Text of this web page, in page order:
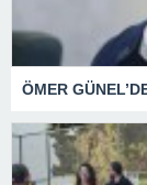
ÖMER